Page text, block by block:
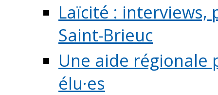
Laïcité :
Saint-Brieuc
Une aide régionale
élu·es